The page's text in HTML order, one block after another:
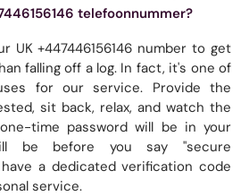
telefoonnummer?
UK +447446156146 number to get
falling off a log. In fact, it's one of
for our service. Provide the
sit back, relax, and watch the
time password will be in your
be before you say "secure
a dedicated verification code
service.